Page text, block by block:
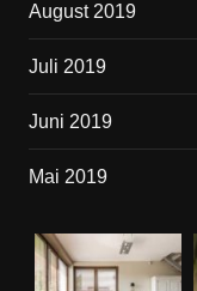
August 2019
Juli 2019
Juni 2019
Mai 2019